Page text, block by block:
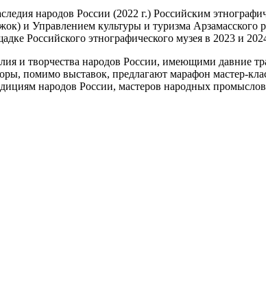
народов России (2022 г.) Российским
и Управлением культуры и туризма
Российского этнографического музея в 2023 и
и творчества народов России, имеющими давние
помимо выставок, предлагают марафон мастер-
народов России, мастеров народных